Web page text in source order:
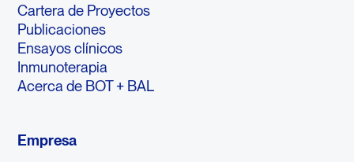
Cartera de Proyectos
Publicaciones
Ensayos clínicos
Inmunoterapia
Acerca de BOT + BAL
Empresa